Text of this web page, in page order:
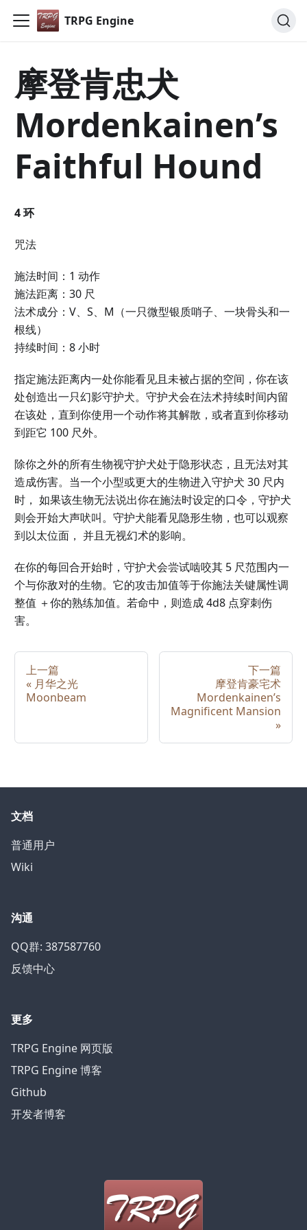
TRPG Engine
摩登肯忠犬
Mordenkainen’s
Faithful Hound
4 环
咒法
施法时间：1 动作
施法距离：30 尺
法术成分：V、S、M（一只微型银质哨子、一块骨头和一
根线）
持续时间：8 小时
指定施法距离内一处你能看见且未被占据的空间，你在该
处创造出一只幻影守护犬。守护犬会在法术持续时间内留
在该处，直到你使用一个动作将其解散，或者直到你移动
到距它 100 尺外。
除你之外的所有生物视守护犬处于隐形状态，且无法对其
造成伤害。当一个小型或更大的生物进入守护犬 30 尺内
时， 如果该生物无法说出你在施法时设定的口令，守护犬
则会开始大声吠叫。守护犬能看见隐形生物，也可以观察
到以太位面， 并且无视幻术的影响。
在你的每回合开始时，守护犬会尝试啮咬其 5 尺范围内一
个与你敌对的生物。它的攻击加值等于你施法关键属性调
整值 ＋你的熟练加值。若命中，则造成 4d8 点穿刺伤
害。
上一篇
« 月华之光
Moonbeam
下一篇
摩登肯豪宅术
Mordenkainen’s
Magnificent Mansion
»
文档
普通用户
Wiki
沟通
QQ群: 387587760
反馈中心
更多
TRPG Engine 网页版
TRPG Engine 博客
Github
开发者博客